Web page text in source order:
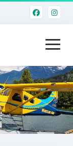
Menü
öffnen